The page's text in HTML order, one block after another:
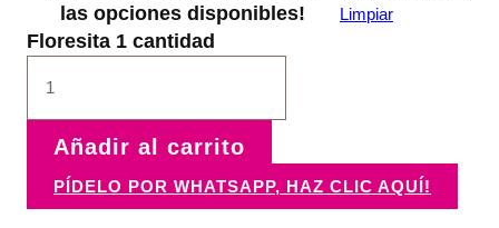
las opciones disponibles!
Limpiar
Floresita 1 cantidad
Añadir al carrito
PÍDELO POR WHATSAPP, HAZ CLIC AQUÍ!